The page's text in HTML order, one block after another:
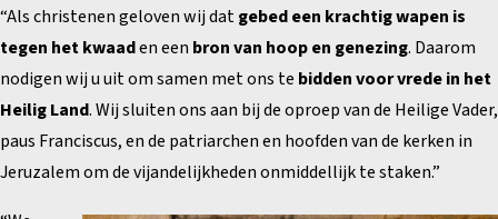
“Als christenen geloven wij datgebed een krachtig wapen is
tegen het kwaaden een bron van hoop en genezing. Daarom
nodigen wij u uit om samen met ons te bidden voor vrede in het
Heilig Land. Wij sluiten ons aan bij de oproep van de Heilige Vader,
paus Franciscus, en de patriarchen en hoofden van de kerken in
Jeruzalem om de vijandelijkheden onmiddellijk te staken.”